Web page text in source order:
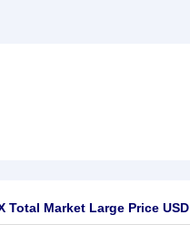
Total Market Large Price USD